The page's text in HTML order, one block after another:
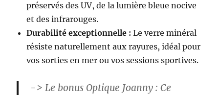
préservés des UV, de la lumière bleue nocive
et des infrarouges.
Durabilité exceptionnelle : Le verre minéral
résiste naturellement aux rayures, idéal pour
vos sorties en mer ou vos sessions sportives.
->Le bonus Optique Joanny : Ce